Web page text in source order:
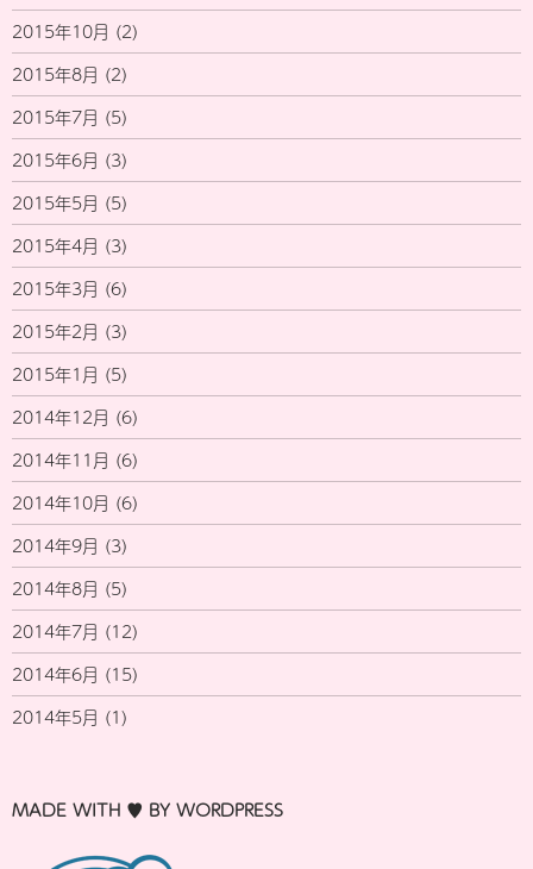
2015年10月 (2)
2015年8月 (2)
2015年7月 (5)
2015年6月 (3)
2015年5月 (5)
2015年4月 (3)
2015年3月 (6)
2015年2月 (3)
2015年1月 (5)
2014年12月 (6)
2014年11月 (6)
2014年10月 (6)
2014年9月 (3)
2014年8月 (5)
2014年7月 (12)
2014年6月 (15)
2014年5月 (1)
MADE WITH ♥ BY WORDPRESS